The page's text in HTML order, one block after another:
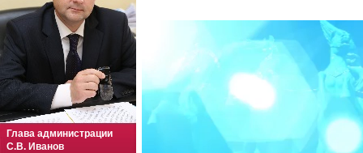
Глава администрации
С.В. Иванов